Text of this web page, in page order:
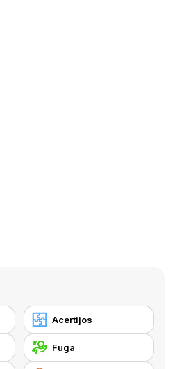
Acertijos
Fuga